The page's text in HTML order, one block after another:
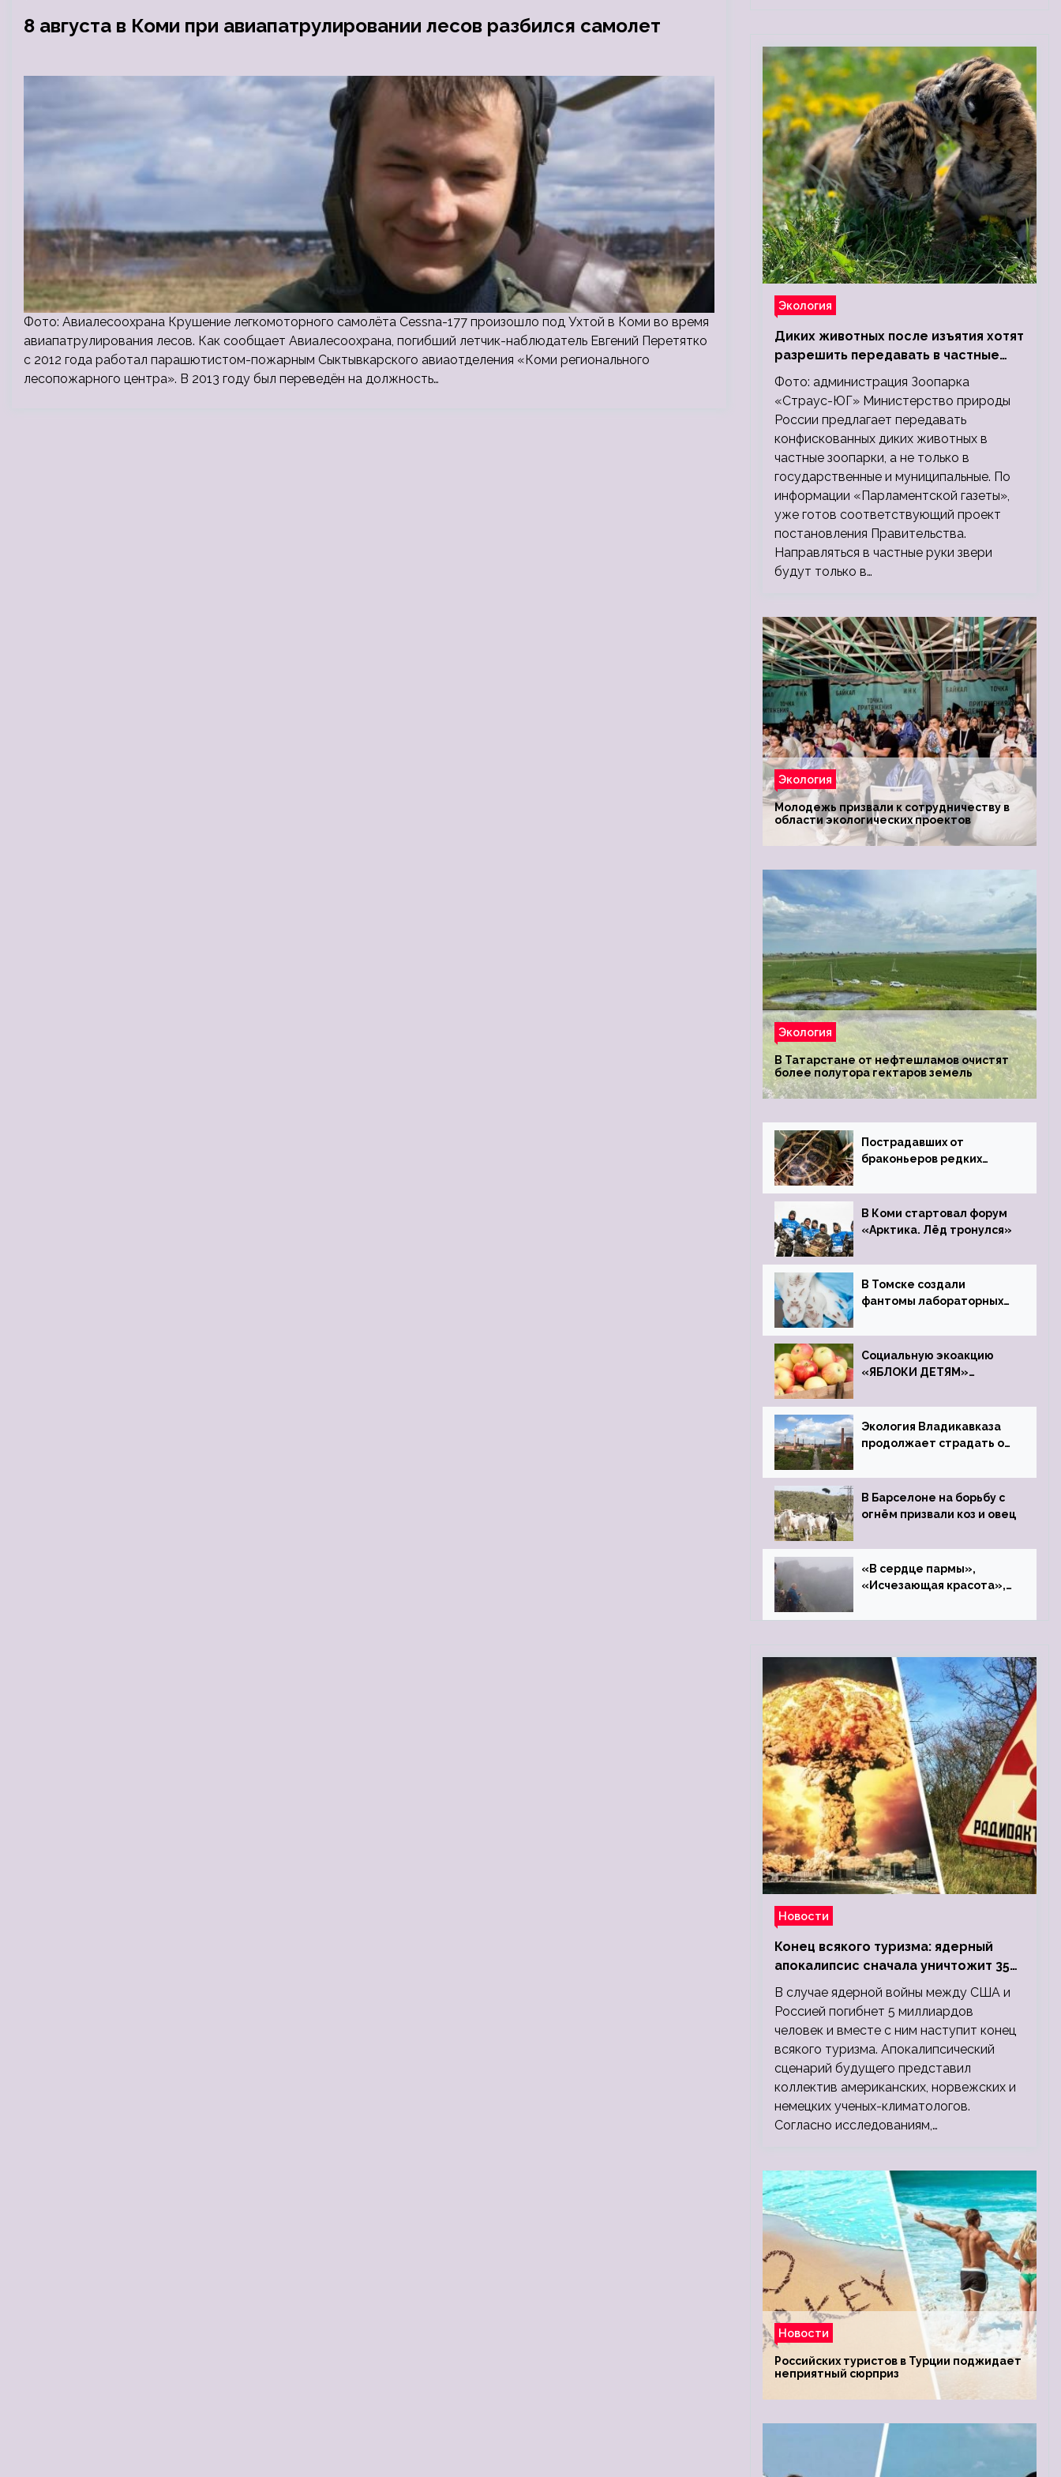
8 августа в Коми при авиапатрулировании лесов разбился самолет
Фото: Авиалесоохрана Крушение легкомоторного самолёта Cessna-177 произошло под Ухтой в Коми во время
авиапатрулирования лесов. Как сообщает Авиалесоохрана, погибший летчик-наблюдатель Евгений Перетятко
с 2012 года работал парашютистом-пожарным Сыктывкарского авиаотделения «Коми регионального
лесопожарного центра». В 2013 году был переведён на должность…
Экология
Диких животных после изъятия хотят
разрешить передавать в частные
зоопарки
Фото: администрация Зоопарка
«Страус-ЮГ» Министерство природы
России предлагает передавать
конфискованных диких животных в
частные зоопарки, а не только в
государственные и муниципальные. По
информации «Парламентской газеты»,
уже готов соответствующий проект
постановления Правительства.
Направляться в частные руки звери
будут только в…
Экология
Молодежь призвали к сотрудничеству в
области экологических проектов
Экология
В Татарстане от нефтешламов очистят
более полутора гектаров земель
Пострадавших от
браконьеров редких
Ростовский зоопарк
В Коми стартовал форум
«Арктика. Лёд тронулся»
В Томске создали
фантомы лабораторных
Социальную экоакцию
«ЯБЛОКИ ДЕТЯМ»
Экология Владикавказа
продолжает страдать от
завода
В Барселоне на борьбу с
огнём призвали коз и овец
«В сердце пармы»,
«Исчезающая красота»,
Новости
Конец всякого туризма: ядерный
апокалипсис сначала уничтожит 350
миллионов, а потом 5 миллиардов
людей
В случае ядерной войны между США и
Россией погибнет 5 миллиардов
человек и вместе с ним наступит конец
всякого туризма. Апокалипсический
сценарий будущего представил
коллектив американских, норвежских и
немецких ученых-климатологов.
Согласно исследованиям,…
Новости
Российских туристов в Турции поджидает
неприятный сюрприз